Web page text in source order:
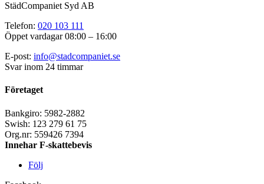
StädCompaniet Syd AB
Telefon: 020 103 111
Öppet vardagar 08:00 – 16:00
E-post: info@stadcompaniet.se
Svar inom 24 timmar
Företaget
Bankgiro: 5982-2882
Swish: 123 279 61 75
Org.nr: 559426 7394
Innehar F-skattebevis
Följ